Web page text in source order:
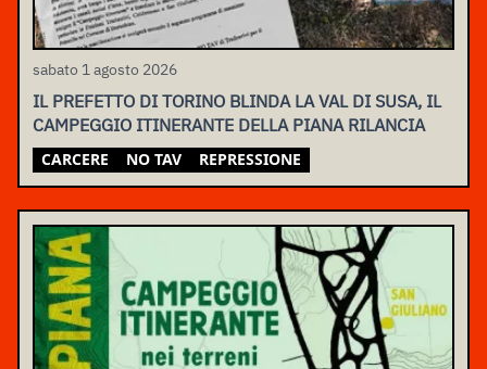
sabato 1 agosto 2026
IL PREFETTO DI TORINO BLINDA LA VAL DI SUSA, IL
CAMPEGGIO ITINERANTE DELLA PIANA RILANCIA
CARCERE NO TAV REPRESSIONE